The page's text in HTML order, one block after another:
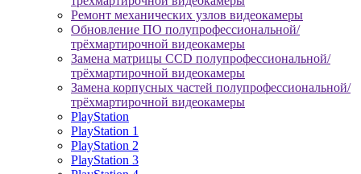
Ремонт механических узлов видеокамеры
Обновление ПО полупрофессиональной/
трёхмартирочной видеокамеры
Замена матрицы CCD полупрофессиональной/
трёхмартирочной видеокамеры
Замена корпусных частей полупрофессиональной/
трёхмартирочной видеокамеры
PlayStation
PlayStation 1
PlayStation 2
PlayStation 3